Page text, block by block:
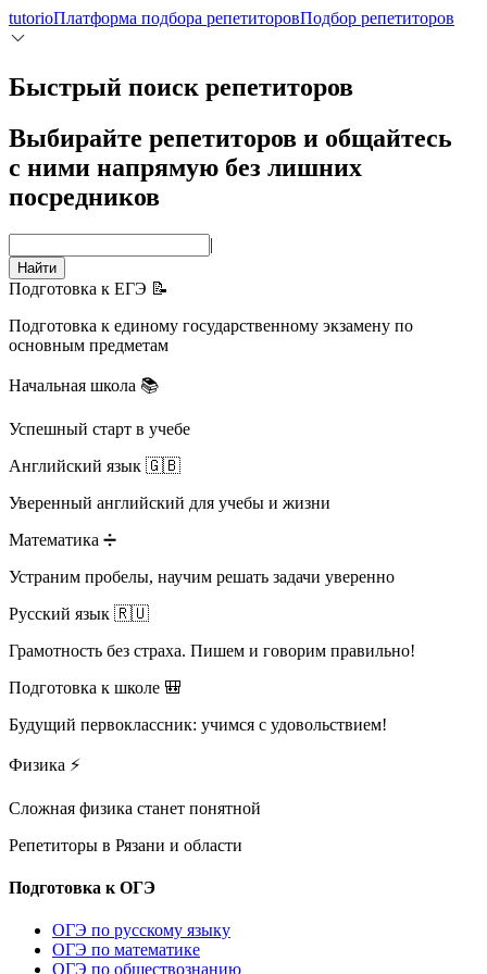
tutorioПлатформа подбора репетиторовПодбор репетиторов
Быстрый поиск репетиторов
Выбирайте репетиторов и общайтесь
с ними напрямую без лишних
посредников
|
Найти
Подготовка к ЕГЭ 📝
Подготовка к единому государственному экзамену по
основным предметам
Начальная школа 📚
Успешный старт в учебе
Английский язык 🇬🇧
Уверенный английский для учебы и жизни
Математика ➗
Устраним пробелы, научим решать задачи уверенно
Русский язык 🇷🇺
Грамотность без страха. Пишем и говорим правильно!
Подготовка к школе 🎒
Будущий первоклассник: учимся с удовольствием!
Физика ⚡
Сложная физика станет понятной
Репетиторы в Рязани и области
Подготовка к ОГЭ
ОГЭ по русскому языку
ОГЭ по математике
ОГЭ по обществознанию